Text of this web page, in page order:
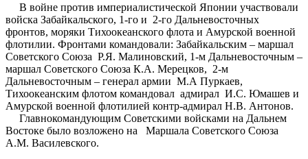
В войне против империалистической Японии участвовали
войска Забайкальского, 1-го и 2-го Дальневосточных
фронтов, моряки Тихоокеанского флота и Амурской военной
флотилии. Фронтами командовали: Забайкальским – маршал
Советского Союза Р.Я. Малиновский, 1-м Дальневосточным –
маршал Советского Союза К.А. Мерецков, 2-м
Дальневосточным – генерал армии М.А Пуркаев,
Тихоокеанским флотом командовал адмирал И.С. Юмашев и
Амурской военной флотилией контр-адмирал Н.В. Антонов.
Главнокомандующим Советскими войсками на Дальнем
Востоке было возложено на Маршала Советского Союза
А.М. Василевского.